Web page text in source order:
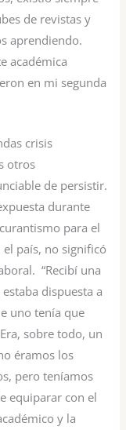
de revistas y
aprendiendo.
académica
en mi segunda
crisis
otros
de persistir.
durante
para el
país, no significó
“Recibí una
dispuesta a
uno tenía que
sobre todo, un
éramos los
pero teníamos
equiparar con el
y la